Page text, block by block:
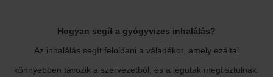
Hogyan segít a gyógyvizes inhalálás?
Az inhalálás segít feloldani a váladékot, amely ezáltal
könnyebben távozik a szervezetből, és a légutak megtisztulnak.